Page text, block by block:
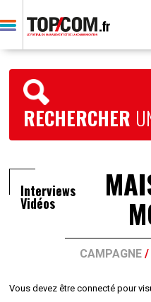
RECHERCHER
Interviews
Vidéos
CAMPAGNE /
Vous devez être connecté pour